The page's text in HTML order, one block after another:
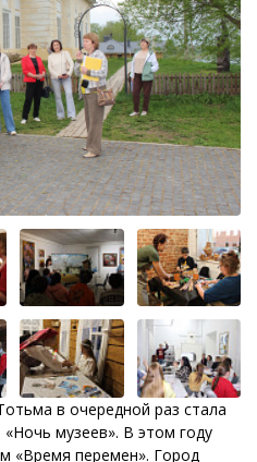
в очередной раз стала
музеев». В этом году
«Время перемен». Город